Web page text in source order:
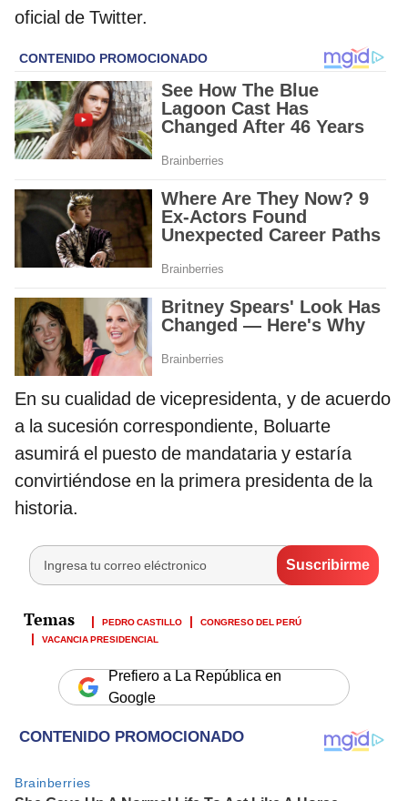
oficial de Twitter.
En su cualidad de vicepresidenta, y de acuerdo
a la sucesión correspondiente, Boluarte
asumirá el puesto de mandataria y estaría
convirtiéndose en la primera presidenta de la
historia.
PEDRO CASTILLO
CONGRESO DEL PERÚ
VACANCIA PRESIDENCIAL
Prefiero a La República en
Google